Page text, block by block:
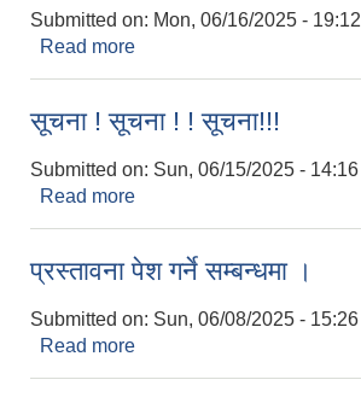
Submitted on: Mon, 06/16/2025 - 19:12
Read more
सूचना ! सूचना ! ! सूचना!!!
Submitted on: Sun, 06/15/2025 - 14:16
Read more
प्रस्तावना पेश गर्ने सम्बन्धमा ।
Submitted on: Sun, 06/08/2025 - 15:26
Read more